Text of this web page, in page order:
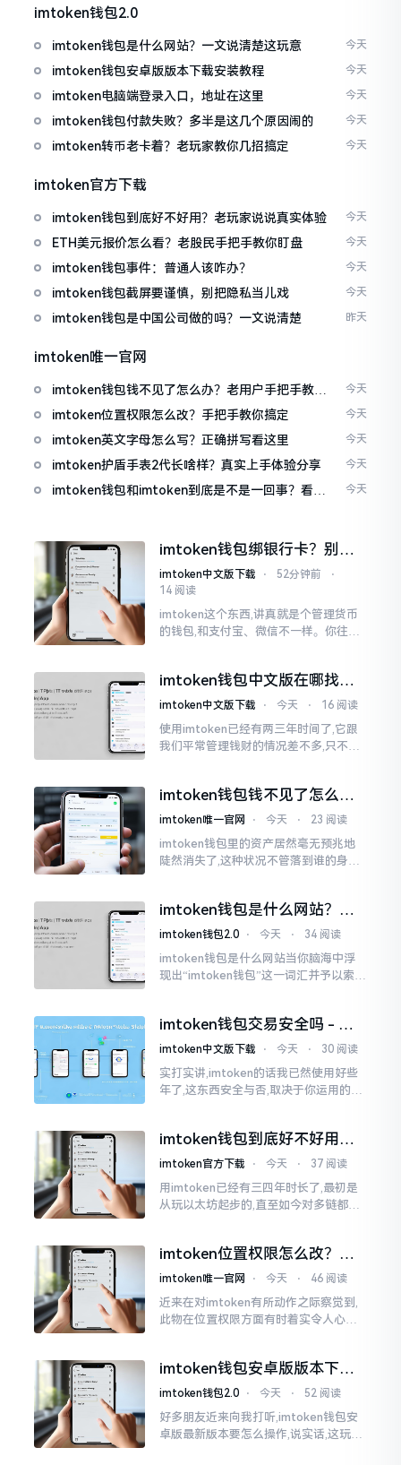
imtoken钱包2.0
imtoken钱包是什么网站？一文说清楚这玩意 今天
imtoken钱包安卓版版本下载安装教程 今天
imtoken电脑端登录入口，地址在这里 今天
imtoken钱包付款失败？多半是这几个原因闹的 今天
imtoken转币老卡着？老玩家教你几招搞定 今天
imtoken官方下载
imtoken钱包到底好不好用？老玩家说说真实体验 今天
ETH美元报价怎么看？老股民手把手教你盯盘 今天
imtoken钱包事件：普通人该咋办？ 今天
imtoken钱包截屏要谨慎，别把隐私当儿戏 今天
imtoken钱包是中国公司做的吗？一文说清楚 昨天
imtoken唯一官网
imtoken钱包钱不见了怎么办？老用户手把手教你
找回
今天
imtoken位置权限怎么改？手把手教你搞定 今天
imtoken英文字母怎么写？正确拼写看这里 今天
imtoken护盾手表2代长啥样？真实上手体验分享 今天
imtoken钱包和imtoken到底是不是一回事？看完
今天
imtoken钱包绑银行卡？别折
腾了，真相是这样的
imtoken中文版下载 ⋅ 52分钟前
⋅
14 阅读
imtoken这个东西,讲真就是个管理货币
的钱包,和支付宝、微信不一样。你往里
imtoken钱包中文版在哪找？
老手教你避坑
imtoken中文版下载 ⋅ 今天 ⋅ 16 阅读
使用imtoken已经有两三年时间了,它跟
我们平常管理钱财的情况差不多,只不过
许许多多的链接
imtoken钱包钱不见了怎么
办？老用户手把手教你找回
imtoken唯一官网 ⋅ 今天 ⋅ 23 阅读
imtoken钱包里的资产居然毫无预兆地
陡然消失了,这种状况不管落到谁的身上,
打开钱包查看时
imtoken钱包是什么网站？一
文说清楚这玩意
imtoken钱包2.0 ⋅ 今天 ⋅ 34 阅读
imtoken钱包是什么网站当你脑海中浮
现出“imtoken钱包”这一词汇并予以索求
我也曾短暂错愕
imtoken钱包交易安全吗 - 老
用户的一些心里话
imtoken中文版下载 ⋅ 今天 ⋅ 30 阅读
实打实讲,imtoken的话我已然使用好些
年了,这东西安全与否,取决于你运用的方
睹过非常多的人
imtoken钱包到底好不好用？
老玩家说说真实体验
imtoken官方下载 ⋅ 今天 ⋅ 37 阅读
用imtoken已经有三四年时长了,最初是
从玩以太坊起步的,直至如今对多链都有
imtoken位置权限怎么改？手
把手教你搞定
imtoken唯一官网 ⋅ 今天 ⋅ 46 阅读
近来在对imtoken有所动作之际察觉到,
此物在位置权限方面有时着实令人心生
的模样
imtoken钱包安卓版版本下载
安装教程
imtoken钱包2.0 ⋅ 今天 ⋅ 52 阅读
好多朋友近来向我打听,imtoken钱包安
卓版最新版本要怎么操作,说实话,这玩意